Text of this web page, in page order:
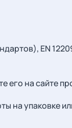
EN
его на сайте
на упаковке